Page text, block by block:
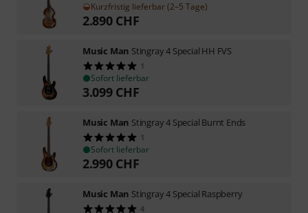
Kurzfristig lieferbar (2–5 Tage)
2.890 CHF
Music Man Stingray 4 Special HH FVS
1
Sofort lieferbar
3.099 CHF
Music Man Stingray 4 Special Burnt Ends
1
Sofort lieferbar
2.990 CHF
Music Man Stingray 4 Special Raspberry
4